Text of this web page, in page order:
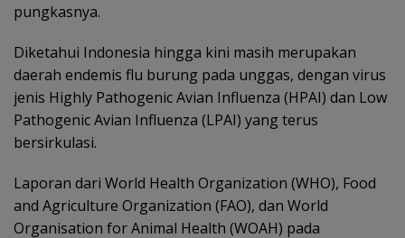
pungkasnya.
Diketahui Indonesia hingga kini masih merupakan
daerah endemis flu burung pada unggas, dengan virus
jenis Highly Pathogenic Avian Influenza (HPAI) dan Low
Pathogenic Avian Influenza (LPAI) yang terus
bersirkulasi.
Laporan dari World Health Organization (WHO), Food
and Agriculture Organization (FAO), dan World
Organisation for Animal Health (WOAH) pada